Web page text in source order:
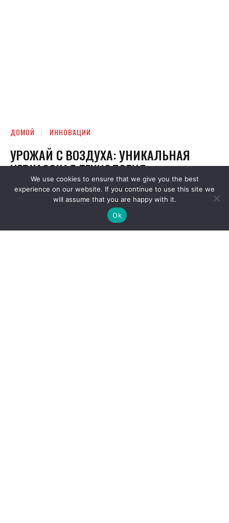
We use cookies to ensure that we give you the best
experience on our website. If you continue to use this site we
will assume that you are happy with it.
Ok